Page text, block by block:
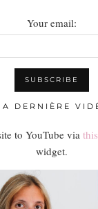
Your email:
DERNIÈRE
to YouTube via
widget.